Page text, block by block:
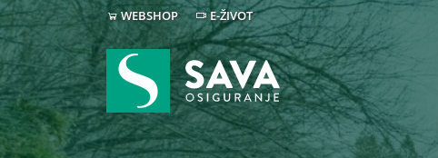
WEBSHOP E-ŽIVOT